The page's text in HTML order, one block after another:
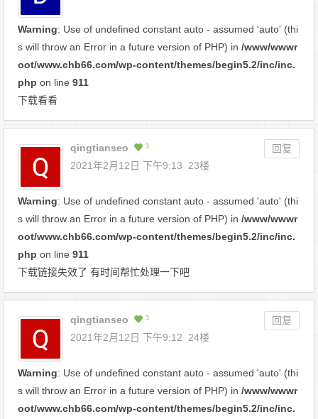
Warning: Use of undefined constant auto - assumed 'auto' (thi
s will throw an Error in a future version of PHP) in/www/wwwr
oot/www.chb66.com/wp-content/themes/begin5.2/inc/inc.
php on line911
下载看看
qingtianseo 3
回复
2021年2月12日 下午9:13
23楼
Warning: Use of undefined constant auto - assumed 'auto' (thi
s will throw an Error in a future version of PHP) in/www/wwwr
oot/www.chb66.com/wp-content/themes/begin5.2/inc/inc.
php on line911
下载链接失效了 有时间帮忙处理一下吧
qingtianseo 3
回复
2021年2月12日 下午9:12
24楼
Warning: Use of undefined constant auto - assumed 'auto' (thi
s will throw an Error in a future version of PHP) in/www/wwwr
oot/www.chb66.com/wp-content/themes/begin5.2/inc/inc.